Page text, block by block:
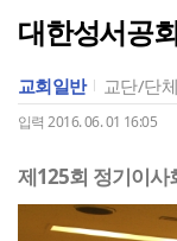
대한성서공
교회일반 교단/단체
입력 2016. 06. 01 16:05
제125회 정기이사